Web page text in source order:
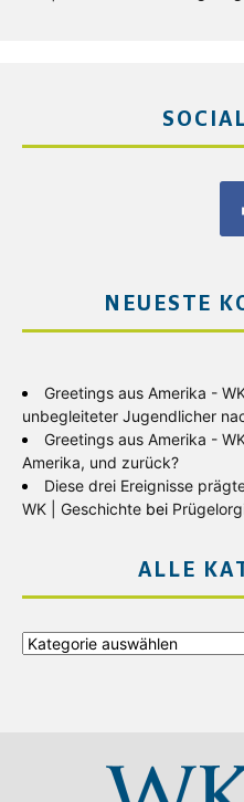
NEUESTE
Greetings aus Amerika -
unbegleiteter Jugendlicher
Greetings aus Amerika -
Amerika, und zurück?
Diese drei Ereignisse
WK | Geschichte bei
ALLE
Alle